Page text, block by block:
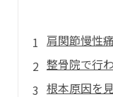
肩関節慢性
整骨院で行
根本原因を